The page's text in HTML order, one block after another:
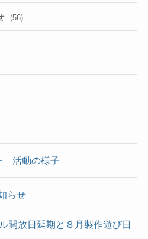
(56)
活動の様子
らせ
開放日延期と８月製作遊び日